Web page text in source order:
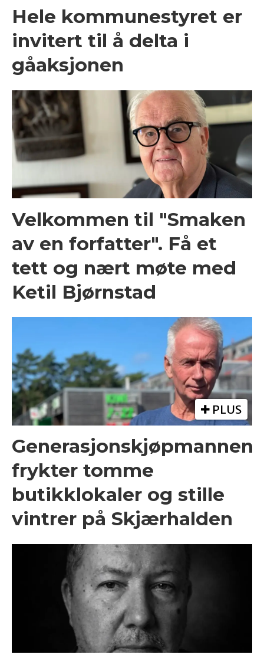
Hele kommunestyret er
invitert til å delta i
gåaksjonen
Velkommen til "Smaken
av en forfatter". Få et
tett og nært møte med
Ketil Bjørnstad
PLUS
Generasjonskjøpmannen
frykter tomme
butikklokaler og stille
vintrer på Skjærhalden